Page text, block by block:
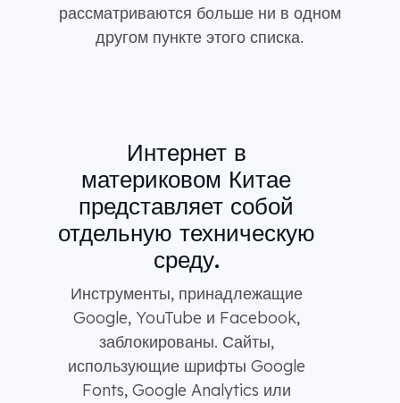
рассматриваются больше ни в одном
другом пункте этого списка.
Интернет в
материковом Китае
представляет собой
отдельную техническую
среду.
Инструменты, принадлежащие
Google, YouTube и Facebook,
заблокированы. Сайты,
использующие шрифты Google
Fonts, Google Analytics или